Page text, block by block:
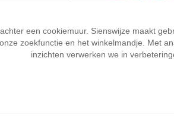
een cookiemuur. Sienswijze maakt
zoekfunctie en het winkelmandje. Met
inzichten verwerken we in